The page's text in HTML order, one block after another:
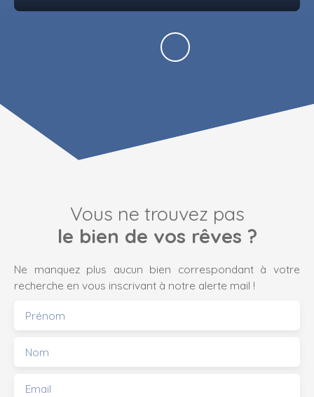
Vous ne trouvez pas
le bien de vos rêves ?
Ne manquez plus aucun bien correspondant à votre
recherche en vous inscrivant à notre alerte mail !
Prénom
Nom
Email